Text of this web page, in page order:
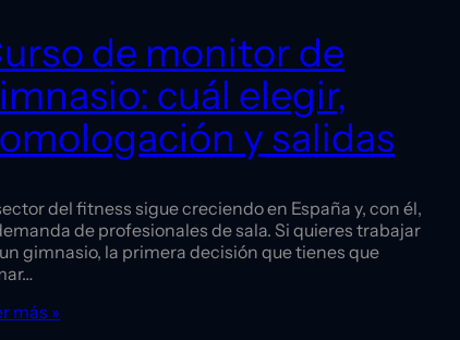
de monitor de
cuál elegir,
y salidas
del fitness sigue creciendo en España y, con él,
de profesionales de sala. Si quieres trabajar
gimnasio, la primera decisión que tienes que
más »